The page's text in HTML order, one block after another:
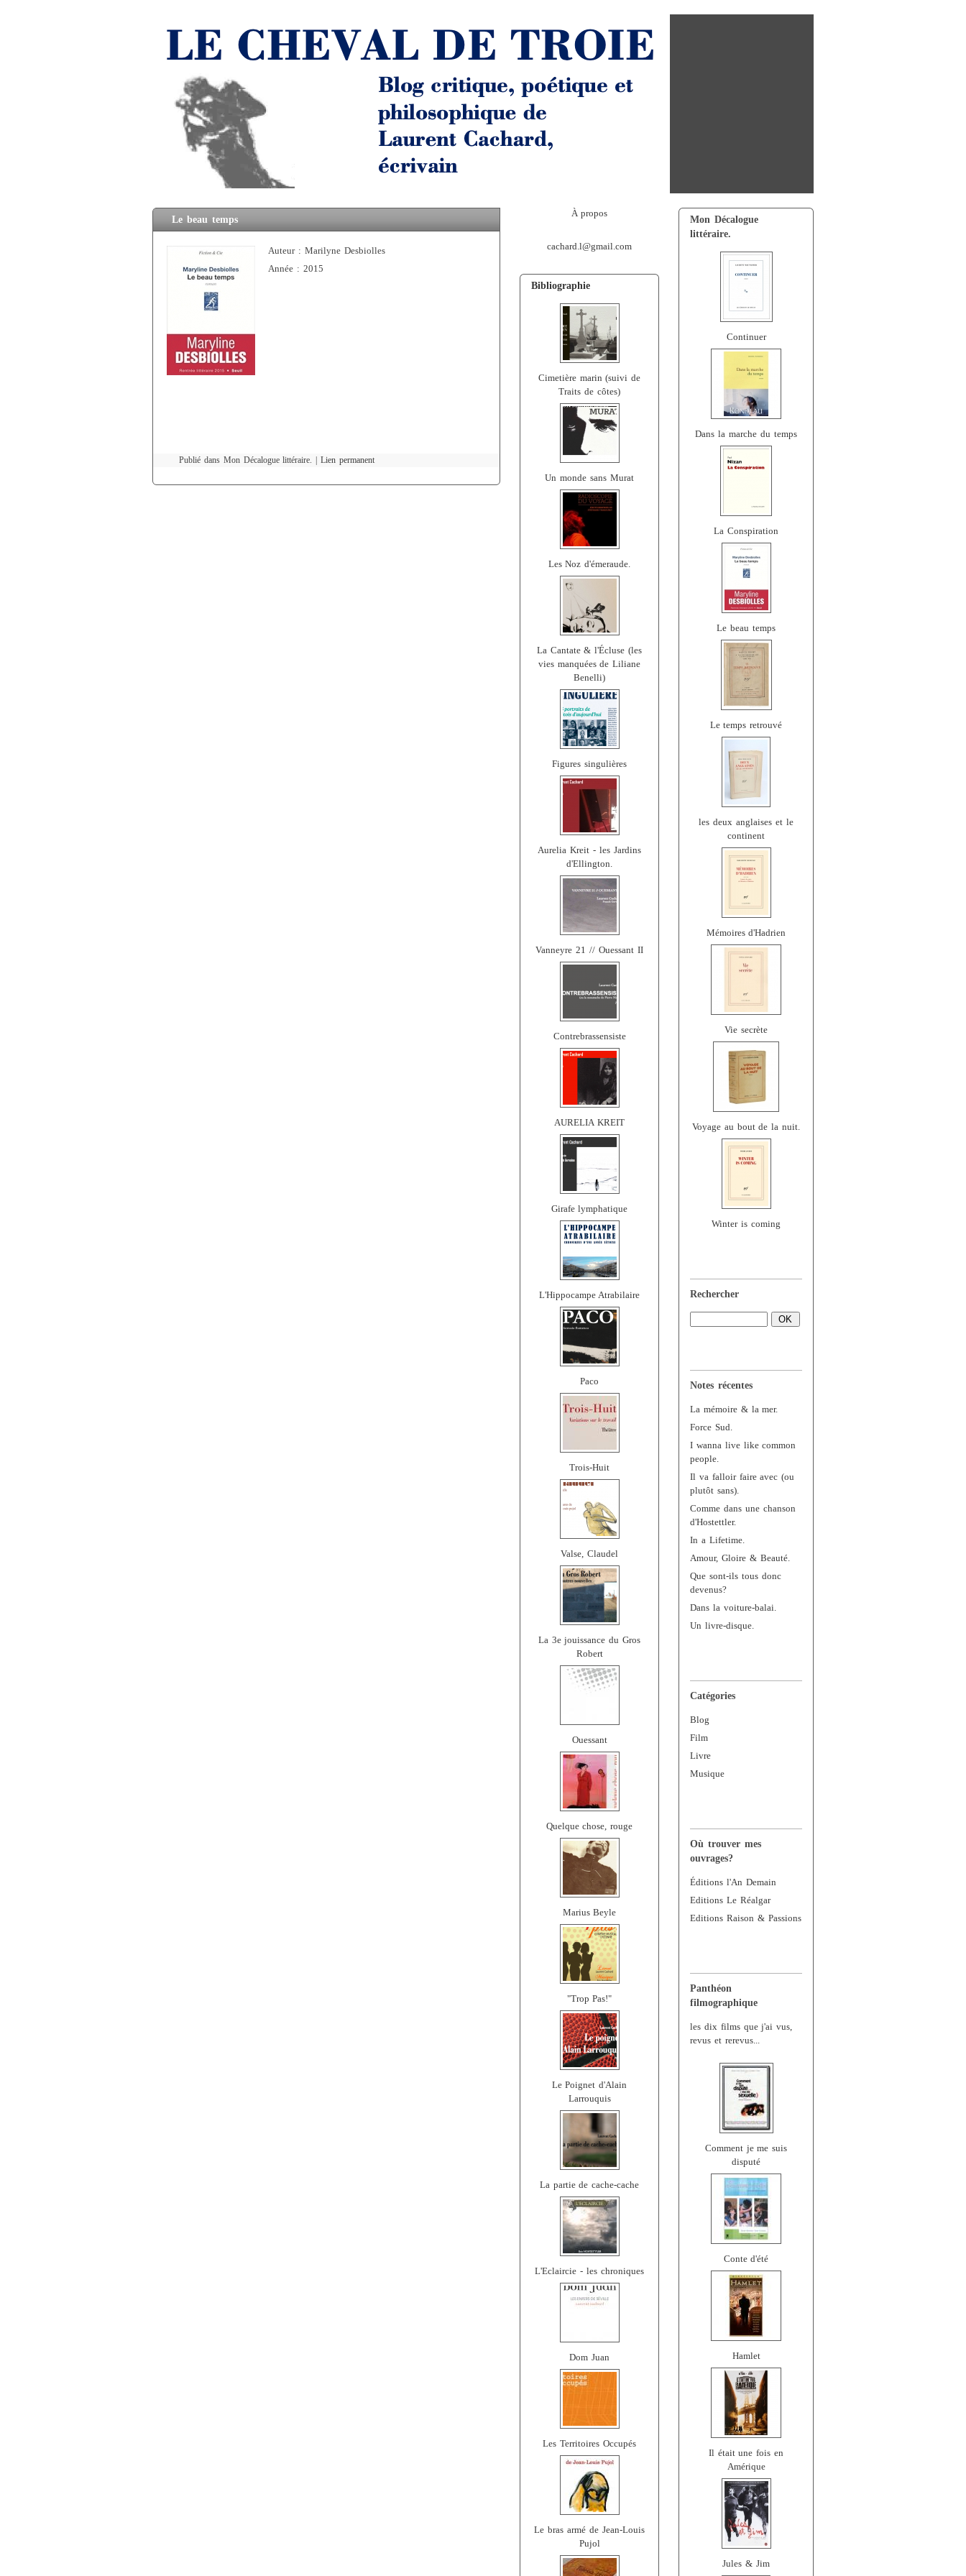
Mon Décalogue
littéraire.
Continuer
Dans la marche du temps
La Conspiration
Le beau temps
Le temps retrouvé
les deux anglaises et le
continent
Mémoires d'Hadrien
Vie secrète
Voyage au bout de la nuit.
Winter is coming
Rechercher
Notes récentes
La mémoire & la mer.
Force Sud.
I wanna live like common
people.
Il va falloir faire avec (ou
plutôt sans).
Comme dans une chanson
d'Hostettler.
In a Lifetime.
Amour, Gloire & Beauté.
Que sont-ils tous donc
devenus?
Dans la voiture-balai.
Un livre-disque.
Catégories
Blog
Film
Livre
Musique
Où trouver mes
ouvrages?
Éditions l'An Demain
Editions Le Réalgar
Editions Raison & Passions
Panthéon
filmographique
les dix films que j'ai vus,
revus et rerevus...
Comment je me suis
disputé
Conte d'été
Hamlet
Il était une fois en
Amérique
Jules & Jim
À propos
cachard.l@gmail.com
Bibliographie
Cimetière marin (suivi de
Traits de côtes)
Un monde sans Murat
Les Noz d'émeraude.
La Cantate & l'Écluse (les
vies manquées de Liliane
Benelli)
Figures singulières
Aurelia Kreit - les Jardins
d'Ellington.
Vanneyre 21 // Ouessant II
Contrebrassensiste
AURELIA KREIT
Girafe lymphatique
L'Hippocampe Atrabilaire
Paco
Trois-Huit
Valse, Claudel
La 3e jouissance du Gros
Robert
Ouessant
Quelque chose, rouge
Marius Beyle
"Trop Pas!"
Le Poignet d'Alain
Larrouquis
La partie de cache-cache
L'Eclaircie - les chroniques
Dom Juan
Les Territoires Occupés
Le bras armé de Jean-Louis
Pujol
Le beau temps
Auteur : Marilyne Desbiolles
Année : 2015
Publié dans Mon Décalogue littéraire. |Lien permanent